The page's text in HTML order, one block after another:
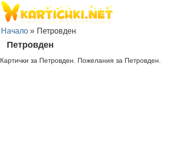
Начало » Петровден
Петровден
Картички за Петровден. Пожелания за Петровден.